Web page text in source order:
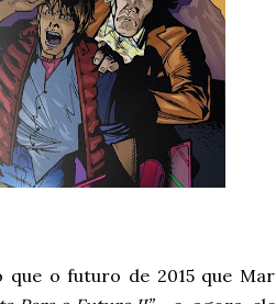
o futuro de 2015 que